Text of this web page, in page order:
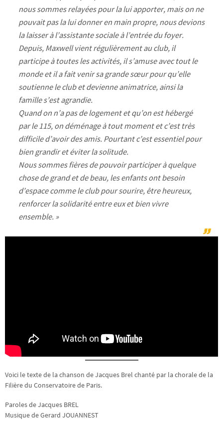
nous sommes relayées pour la lui apporter, mais on ne
pouvait pas la lui donner en main propre, nous devions
la laisser à l’assistante sociale à l’entrée du foyer.
Depuis, Maxwell vient régulièrement au club, il
participe à toutes les activités, il s’amuse avec tout le
monde et il a fait venir sa grande sœur pour qu’elle
soutienne le club et devienne animatrice, ainsi la
famille s’est agrandie.
Quand on n’a pas de logement et qu’on est hébergé
par le 115, on déménage à tout moment et c’est très
difficile d’avoir des amis. Pourtant c’est essentiel pour
bien grandir et éviter la solitude.
Nous sommes fières de pouvoir participer à quelque
chose de grand et de beau, les enfants ont besoin
d’espace comme le club pour sourire, être heureux,
renforcer la solidarité entre eux et bien vivre
ensemble. »
Voici le texte de la chanson de Jacques Brel chanté par la chorale de la
Filière du Conservatoire de Paris.
Paroles de Jacques BREL
Musique de Gerard JOUANNEST